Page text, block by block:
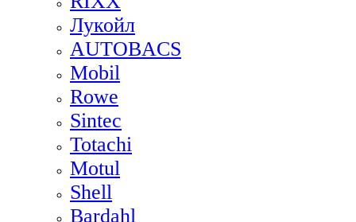
Лукойл
AUTOBACS
Mobil
Rowe
Sintec
Totachi
Motul
Shell
Bardahl